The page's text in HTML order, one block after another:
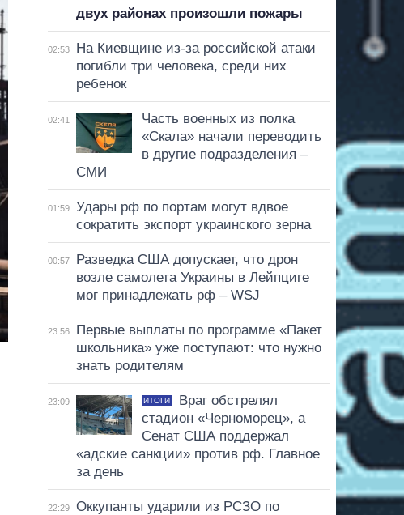
двух районах произошли пожары
02:53
На Киевщине из-за российской атаки
погибли три человека, среди них
ребенок
02:41
Часть военных из полка
«Скала» начали переводить
в другие подразделения –
СМИ
01:59
Удары рф по портам могут вдвое
сократить экспорт украинского зерна
00:57
Разведка США допускает, что дрон
возле самолета Украины в Лейпциге
мог принадлежать рф – WSJ
23:56
Первые выплаты по программе «Пакет
школьника» уже поступают: что нужно
знать родителям
23:09 ИТОГИ
Враг обстрелял
стадион «Черноморец», а
Сенат США поддержал
«адские санкции» против рф. Главное
за день
22:29
Оккупанты ударили из РСЗО по